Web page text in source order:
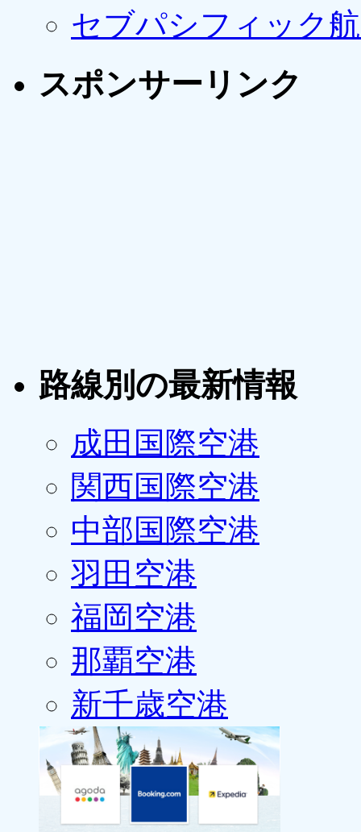
セブパシフィック
スポンサーリンク
路線別の最新情報
成田国際空港
関西国際空港
中部国際空港
羽田空港
福岡空港
那覇空港
新千歳空港